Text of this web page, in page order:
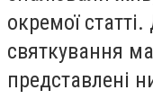
окремої
святкування
представлені